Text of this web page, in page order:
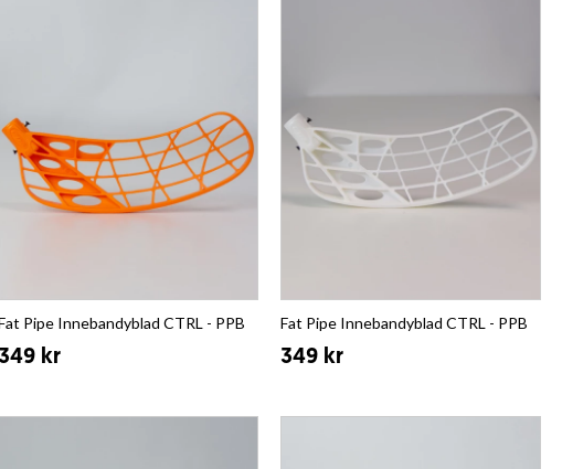
Pipe Innebandyblad CTRL - PPB
kr
Fat Pipe Innebandyblad CTRL - PPB
349 kr